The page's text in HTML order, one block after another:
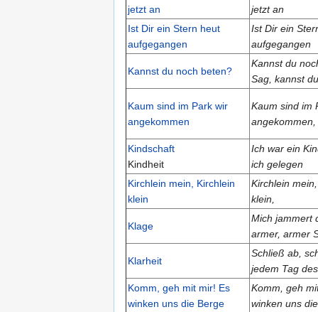
jetzt an
jetzt an
Ist Dir ein Stern heut
aufgegangen
Ist Dir ein
aufgegangen
Kannst du noch beten?
Kannst du
Sag, kannst
Kaum sind im Park wir
angekommen
Kaum sind im
angekommen,
Kindschaft
Kindheit
Ich war ein
ich gelegen
Kirchlein mein, Kirchlein
klein
Kirchlein
klein,
Klage
Mich jammert
armer, armer
Klarheit
Schließ ab,
jedem Tag
Komm, geh mit mir! Es
winken uns die Berge
Komm, geh
winken uns